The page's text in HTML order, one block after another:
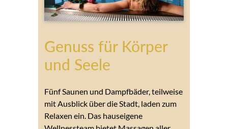
Genuss für Körper
und Seele
Fünf Saunen und Dampfbäder, teilweise
mit Ausblick über die Stadt, laden zum
Relaxen ein. Das hauseigene